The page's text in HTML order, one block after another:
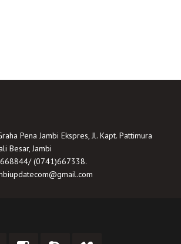
Pena Jambi Ekspres, Jl. Kapt. Pattimura
Besar, Jambi
(0741)667338.